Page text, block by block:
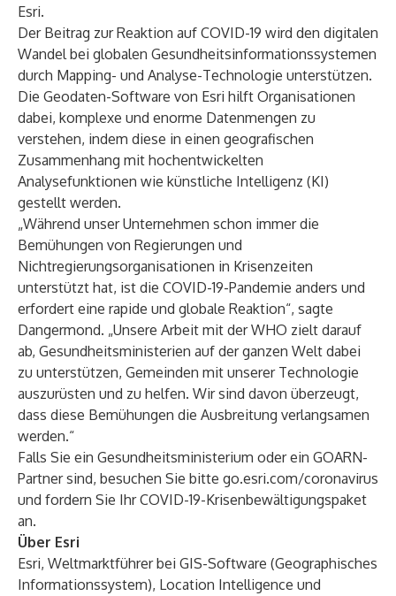
Esri.
Der Beitrag zur Reaktion auf COVID-19 wird den digitalen
Wandel bei globalen Gesundheitsinformationssystemen
durch Mapping- und Analyse-Technologie unterstützen.
Die Geodaten-Software von Esri hilft Organisationen
dabei, komplexe und enorme Datenmengen zu
verstehen, indem diese in einen geografischen
Zusammenhang mit hochentwickelten
Analysefunktionen wie künstliche Intelligenz (KI)
gestellt werden.
„Während unser Unternehmen schon immer die
Bemühungen von Regierungen und
Nichtregierungsorganisationen in Krisenzeiten
unterstützt hat, ist die COVID-19-Pandemie anders und
erfordert eine rapide und globale Reaktion“, sagte
Dangermond. „Unsere Arbeit mit der WHO zielt darauf
ab, Gesundheitsministerien auf der ganzen Welt dabei
zu unterstützen, Gemeinden mit unserer Technologie
auszurüsten und zu helfen. Wir sind davon überzeugt,
dass diese Bemühungen die Ausbreitung verlangsamen
werden.“
Falls Sie ein Gesundheitsministerium oder ein GOARN-
Partner sind, besuchen Sie bitte go.esri.com/coronavirus
und fordern Sie Ihr COVID-19-Krisenbewältigungspaket
an.
Über Esri
Esri, Weltmarktführer bei GIS-Software (Geographisches
Informationssystem), Location Intelligence und